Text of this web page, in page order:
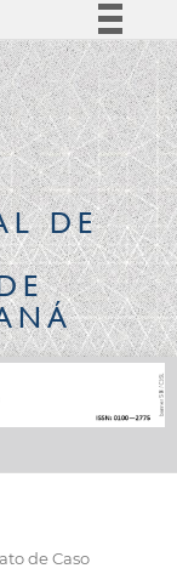
BR
informação
DE
de Caso